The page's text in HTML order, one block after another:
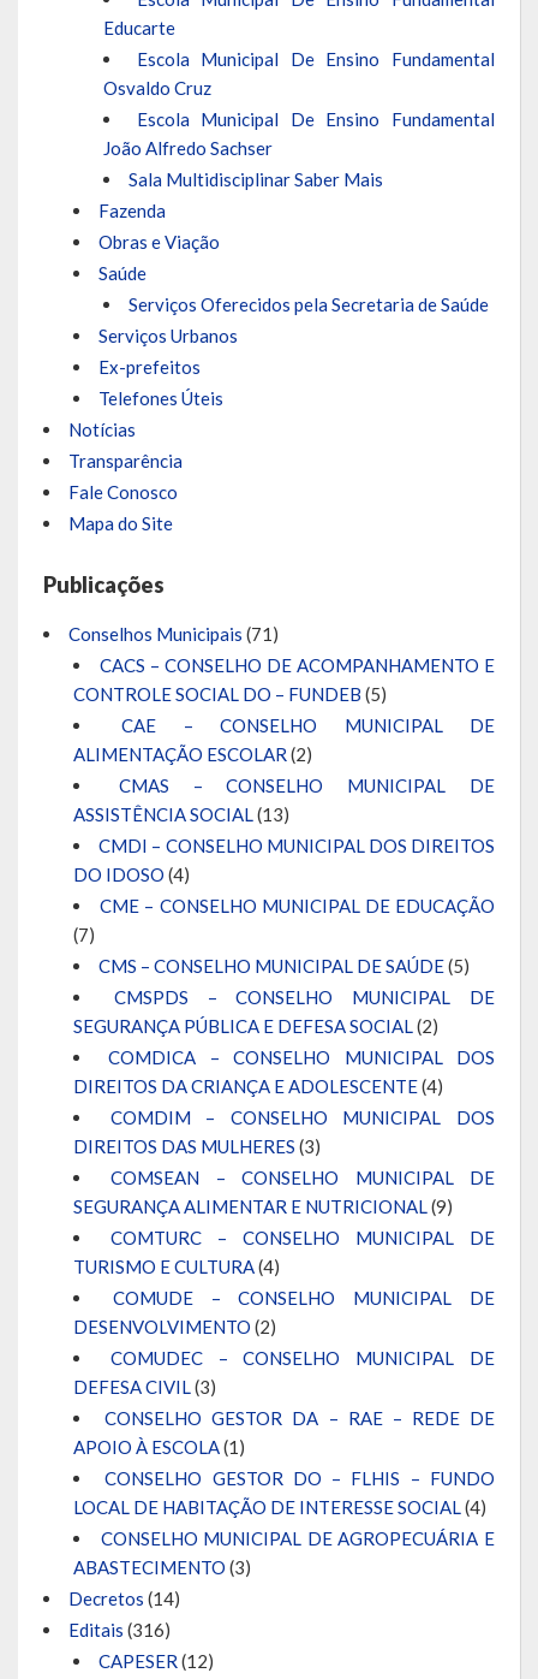
RGF – Relatório de Gestão Fiscal
RREO – Relatório Resumido da Execução Orçamentária
RC – Relatório Circunstanciado
PPA – Plano Plurianual
Acesso à Informação
Transparência
Educarte
Escola Municipal De Ensino Fundamental
Osvaldo Cruz
Escola Municipal De Ensino Fundamental
João Alfredo Sachser
Sala Multidisciplinar Saber Mais
Fazenda
Obras e Viação
Saúde
Serviços Oferecidos pela Secretaria de Saúde
Serviços Urbanos
Ex-prefeitos
Telefones Úteis
Notícias
Transparência
Fale Conosco
Mapa do Site
Publicações
Conselhos Municipais (71)
CACS – CONSELHO DE ACOMPANHAMENTO E
CONTROLE SOCIAL DO – FUNDEB (5)
CAE – CONSELHO MUNICIPAL DE
ALIMENTAÇÃO ESCOLAR (2)
CMAS – CONSELHO MUNICIPAL DE
ASSISTÊNCIA SOCIAL(13)
CMDI – CONSELHO MUNICIPAL DOS DIREITOS
DO IDOSO (4)
CME – CONSELHO MUNICIPAL DE EDUCAÇÃO
(7)
CMS – CONSELHO MUNICIPAL DE SAÚDE(5)
CMSPDS – CONSELHO MUNICIPAL DE
SEGURANÇA PÚBLICA E DEFESA SOCIAL(2)
COMDICA – CONSELHO MUNICIPAL DOS
DIREITOS DA CRIANÇA E ADOLESCENTE(4)
COMDIM – CONSELHO MUNICIPAL DOS
DIREITOS DAS MULHERES (3)
COMSEAN – CONSELHO MUNICIPAL DE
SEGURANÇA ALIMENTAR E NUTRICIONAL(9)
COMTURC – CONSELHO MUNICIPAL DE
TURISMO E CULTURA(4)
COMUDE – CONSELHO MUNICIPAL DE
DESENVOLVIMENTO (2)
COMUDEC – CONSELHO MUNICIPAL DE
DEFESA CIVIL(3)
CONSELHO GESTOR DA – RAE – REDE DE
APOIO À ESCOLA(1)
CONSELHO GESTOR DO – FLHIS – FUNDO
LOCAL DE HABITAÇÃO DE INTERESSE SOCIAL(4)
CONSELHO MUNICIPAL DE AGROPECUÁRIA E
ABASTECIMENTO (3)
Decretos (14)
Editais (316)
CAPESER (12)